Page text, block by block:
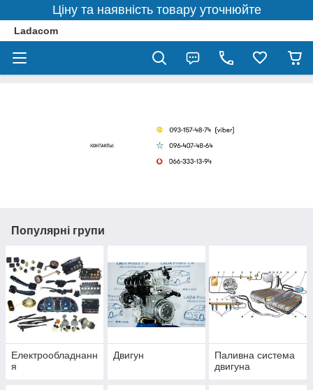
Ціну та наявність товару уточнюйте
Ladacom
Популярні групи
Електрообладнанн
я
Двигун
Паливна система
двигуна